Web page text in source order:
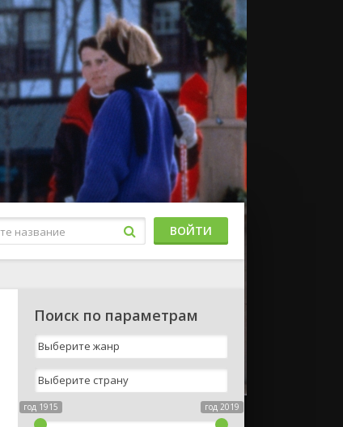
ВОЙТИ
Поиск по параметрам
год 1915 год 2019